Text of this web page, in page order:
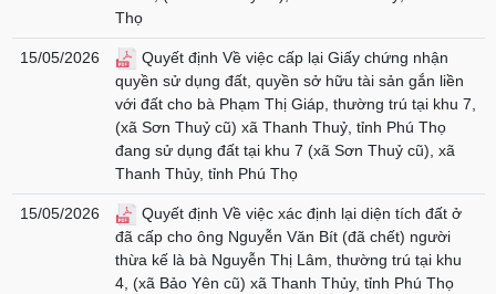
Thọ
15/05/2026
Quyết định Về việc cấp lại Giấy chứng nhận
quyền sử dụng đất, quyền sở hữu tài sản gắn liền
với đất cho bà Phạm Thị Giáp, thường trú tại khu 7,
(xã Sơn Thuỷ cũ) xã Thanh Thuỷ, tỉnh Phú Thọ
đang sử dụng đất tại khu 7 (xã Sơn Thuỷ cũ), xã
Thanh Thủy, tỉnh Phú Thọ
15/05/2026
Quyết định Về việc xác định lại diện tích đất ở
đã cấp cho ông Nguyễn Văn Bít (đã chết) người
thừa kế là bà Nguyễn Thị Lâm, thường trú tại khu
4, (xã Bảo Yên cũ) xã Thanh Thủy, tỉnh Phú Thọ